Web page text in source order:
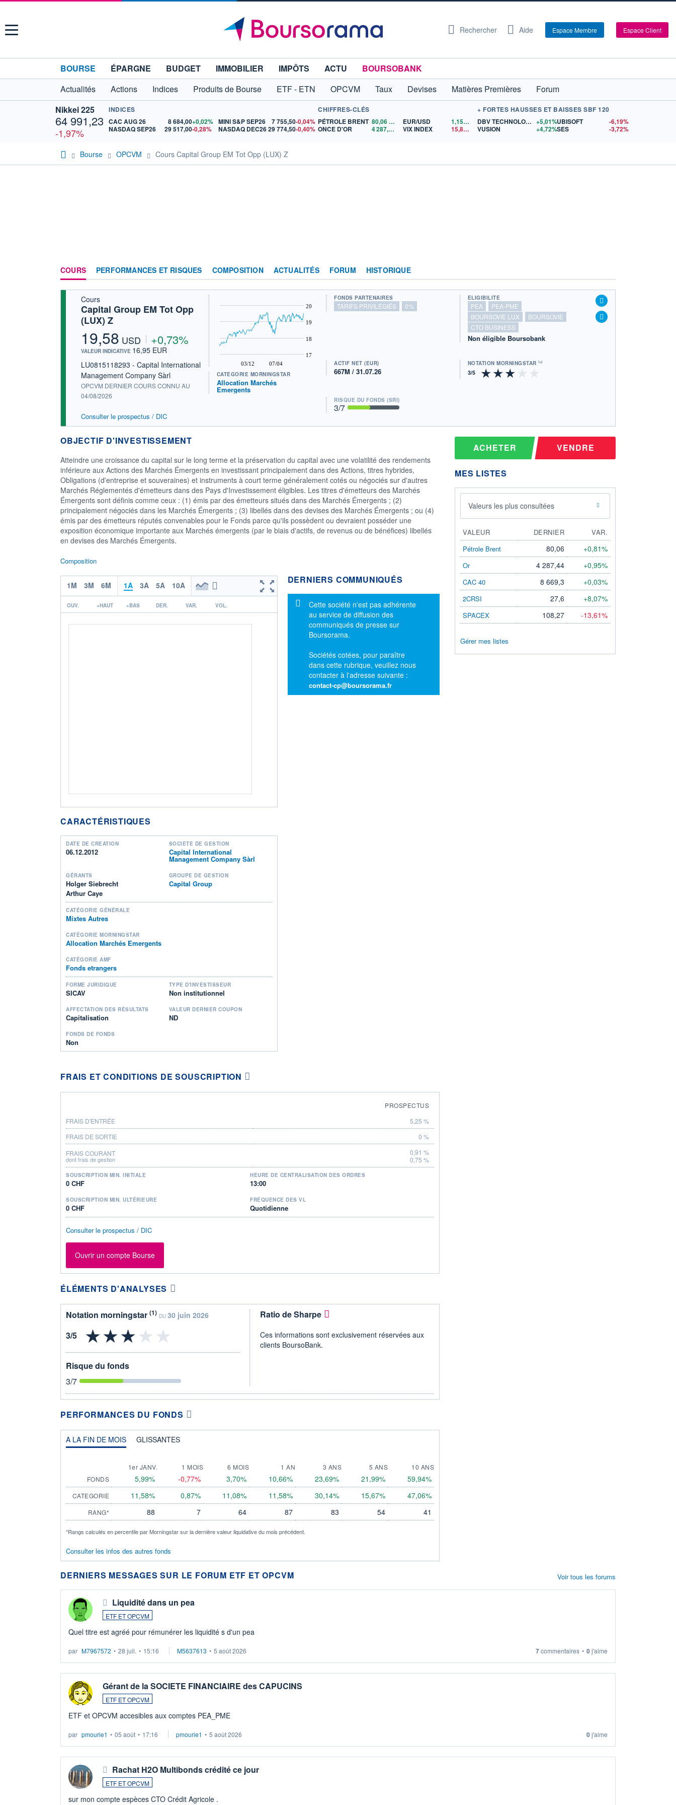
Menu Rechercher Aide Espace Membre Espace Client
BOURSE ÉPARGNE BUDGET IMMOBILIER IMPÔTS ACTU
BOURSOBANK
Actualités
Actions Indices Produits de Bourse ETF - ETN OPCVM Taux Devises Matières Premières
Forum
Nikkei 225
64 991,23
-1,97%
INDICES
CAC AUG 26
8 684,00+0,02%
NASDAQ SEP26
29 517,00-0,28%
MINI S&P SEP26 7 755,50-0,04%
NASDAQ DEC2629 774,50-0,40%
CHIFFRES-CLÉS
PÉTROLE BRENT 80,06
ONCE D'OR
4 287,44 $US
EUR/USD 1,1556
$US
VIX INDEX
15,81$US
+ FORTES HAUSSES ET BAISSES SBF 120
DBV TECHNOLOGIES +5,01%
VUSION
+4,72%
UBISOFT
-6,19%
SES
-3,72%
Bourse OPCVM Cours Capital Group EM Tot Opp (LUX) Z
COURS PERFORMANCES ET RISQUES COMPOSITION ACTUALITÉS FORUM HISTORIQUE
Cours
Capital Group EM Tot Opp
(LUX) Z
19,58 USD +0,73%
VALEUR INDICATIVE 16,95 EUR
LU0815118293 - Capital International
Management Company Sàrl
OPCVM DERNIER COURS CONNU AU
04/08/2026
Consulter le prospectus / DIC
03/12 07/04
17
18
19
20
CATÉGORIE MORNINGSTAR
Allocation Marchés
Emergents
FONDS PARTENAIRES
TARIFS PRIVILÉGIÉS 0%
ÉLIGIBILITÉ
PEA
PEA-PME
BOURSOVIE LUX
BOURSOVIE
CTO BUSINESS
Non éligible Boursobank
ACTIF NET (EUR)
667M / 31.07.26
NOTATION MORNINGSTAR ⁽¹⁾
RISQUE DU FONDS (SRI)
3/7
OBJECTIF D'INVESTISSEMENT
Atteindre une croissance du capital sur le long terme et la préservation du capital avec une volatilité des rendements
inférieure aux Actions des Marchés Émergents en investissant principalement dans des Actions, titres hybrides,
Obligations (d'entreprise et souveraines) et instruments à court terme généralement cotés ou négociés sur d'autres
Marchés Réglementés d'émetteurs dans des Pays d'Investissement éligibles. Les titres d'émetteurs des Marchés
Émergents sont définis comme ceux : (1) émis par des émetteurs situés dans des Marchés Émergents ; (2)
principalement négociés dans les Marchés Émergents ; (3) libellés dans des devises des Marchés Émergents ; ou (4)
émis par des émetteurs réputés convenables pour le Fonds parce qu'ils possèdent ou devraient posséder une
exposition économique importante aux Marchés émergents (par le biais d'actifs, de revenus ou de bénéfices) libellés
en devises des Marchés Émergents.
Composition
1M 3M 6M 1A 3A 5A 10A
OUV. +HAUT +BAS DER. VAR. VOL.
CARACTÉRISTIQUES
DATE DE CRÉATION
06.12.2012
SOCIÉTÉ DE GESTION
Capital International
Management Company Sàrl
GÉRANTS
Holger Siebrecht
Arthur Caye
GROUPE DE GESTION
Capital Group
CATÉGORIE GÉNÉRALE
Mixtes Autres
CATÉGORIE MORNINGSTAR
Allocation Marchés Emergents
CATÉGORIE AMF
Fonds etrangers
FORME JURIDIQUE
SICAV
TYPE D'INVESTISSEUR
Non institutionnel
AFFECTATION DES RÉSULTATS
Capitalisation
VALEUR DERNIER COUPON
ND
FONDS DE FONDS
Non
DERNIERS COMMUNIQUÉS
Message d'information
Cette société n'est pas adhérente
au service de diffusion des
communiqués de presse sur
Boursorama.
Sociétés cotées, pour paraître
dans cette rubrique, veuillez nous
contacter à l'adresse suivante :
contact-cp@boursorama.fr
FRAIS ET CONDITIONS DE SOUSCRIPTION
PROSPECTUS
FRAIS D'ENTRÉE
5,25 %
FRAIS DE SORTIE
0 %
FRAIS COURANT
dont frais de gestion
0,91 %
0,75 %
SOUSCRIPTION MIN. INITIALE
0 CHF
HEURE DE CENTRALISATION DES ORDRES
13:00
SOUSCRIPTION MIN. ULTÉRIEURE
0 CHF
FRÉQUENCE DES VL
Quotidienne
Consulter le prospectus / DIC
Ouvrir un compte Bourse
ÉLÉMENTS D'ANALYSES
Notation morningstar (1) DU 30 juin 2026
Risque du fonds
3/7
Ratio de Sharpe
Ces informations sont exclusivement réservées aux
clients BoursoBank.
PERFORMANCES DU FONDS
A LA FIN DE MOIS GLISSANTES
1er JANV. 1 MOIS 6 MOIS 1 AN 3 ANS 5 ANS
10 ANS
FONDS
5,99% -0,77% 3,70% 10,66% 23,69% 21,99% 59,94%
CATEGORIE 11,58% 0,87% 11,08% 11,58% 30,14% 15,67% 47,06%
RANG* 88 7 64 87 83 54 41
*Rangs calculés en percentile par Morningstar sur la dernière valeur liquidative du mois précédent.
Consulter les infos des autres fonds
ACHETER VENDRE
MES LISTES
Valeurs les plus consultées
VALEUR DERNIER
VAR.
Pétrole Brent
80,06 +0,81%
Or 4 287,44 +0,95%
CAC 40 8 669,3 +0,03%
2CRSI 27,6 +8,07%
SPACEX 108,27 -13,61%
Gérer mes listes
DERNIERS MESSAGES SUR LE FORUM ETF ET OPCVM
Liquidité dans un pea
ETF ET OPCVM
Quel titre est agréé pour rémunérer les liquidité s d'un pea
par M7967572 • 28 juil. • 15:16 M5637613 • 5 août 2026 7commentaires • 0j'aime
Gérant de la SOCIETE FINANCIAIRE des CAPUCINS
ETF ET OPCVM
ETF et OPCVM accesibles aux comptes PEA_PME
par pmourie1 • 05 août • 17:16 pmourie1 • 5 août 2026 0j'aime
Rachat H2O Multibonds crédité ce jour
ETF ET OPCVM
sur mon compte espèces CTO Crédit Agricole .
Voir tous les forums